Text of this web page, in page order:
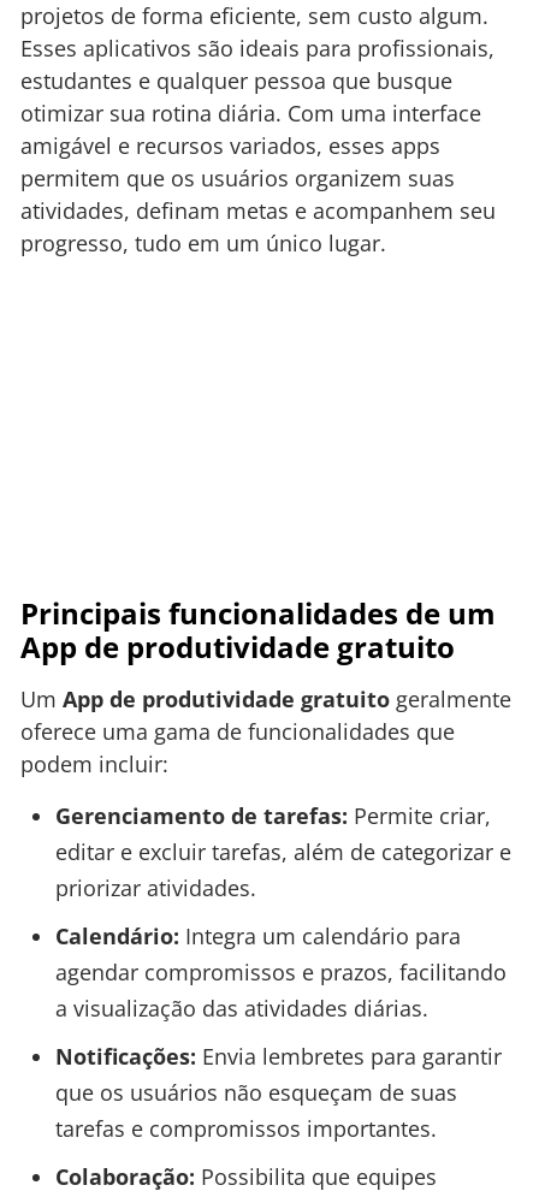
projetos de forma eficiente, sem custo algum.
Esses aplicativos são ideais para profissionais,
estudantes e qualquer pessoa que busque
otimizar sua rotina diária. Com uma interface
amigável e recursos variados, esses apps
permitem que os usuários organizem suas
atividades, definam metas e acompanhem seu
progresso, tudo em um único lugar.
Principais funcionalidades de um
App de produtividade gratuito
Um App de produtividade gratuito geralmente
oferece uma gama de funcionalidades que
podem incluir:
Gerenciamento de tarefas: Permite criar,
editar e excluir tarefas, além de categorizar e
priorizar atividades.
Calendário: Integra um calendário para
agendar compromissos e prazos, facilitando
a visualização das atividades diárias.
Notificações: Envia lembretes para garantir
que os usuários não esqueçam de suas
tarefas e compromissos importantes.
Colaboração: Possibilita que equipes